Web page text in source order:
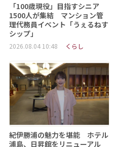
「100歳現役」目指すシニア
1500人が集結 マンション管
理代務員イベント「うぇるねす
シップ」
2026.08.04 10:48 くらし
紀伊勝浦の魅力を堪能 ホテル
浦島、日昇館をリニューアル